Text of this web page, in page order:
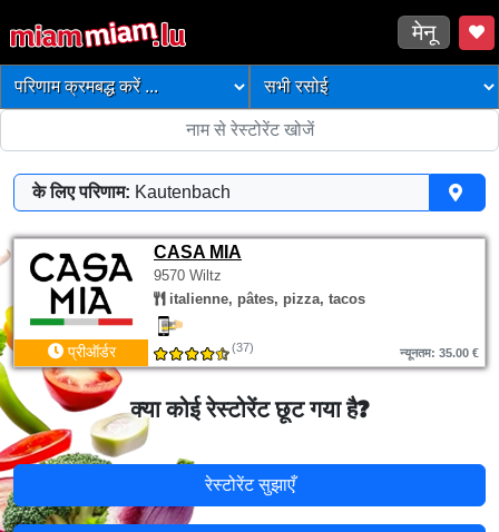
मेनू
के लिए परिणाम: Kautenbach
CASA MIA
9570 Wiltz
italienne, pâtes, pizza, tacos
प्रीऑर्डर (37) न्यूनतम: 35.00 €
क्या कोई रेस्टोरेंट छूट गया है?
रेस्टोरेंट सुझाएँ